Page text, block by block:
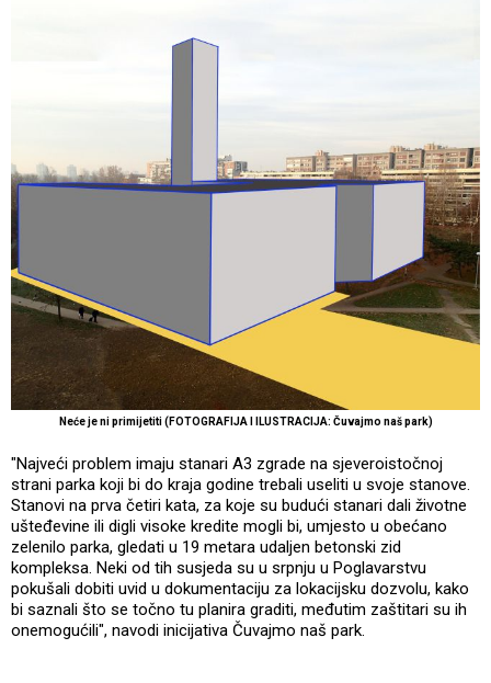
Neće je ni primijetiti (FOTOGRAFIJA I ILUSTRACIJA: Čuvajmo naš park)
"Najveći problem imaju stanari A3 zgrade na sjeveroistočnoj
strani parka koji bi do kraja godine trebali useliti u svoje stanove.
Stanovi na prva četiri kata, za koje su budući stanari dali životne
ušteđevine ili digli visoke kredite mogli bi, umjesto u obećano
zelenilo parka, gledati u 19 metara udaljen betonski zid
kompleksa. Neki od tih susjeda su u srpnju u Poglavarstvu
pokušali dobiti uvid u dokumentaciju za lokacijsku dozvolu, kako
bi saznali što se točno tu planira graditi, međutim zaštitari su ih
onemogućili", navodi inicijativa Čuvajmo naš park.